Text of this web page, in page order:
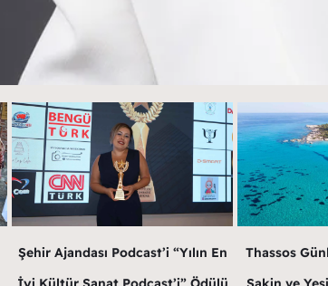
Şehir Ajandası Podcast’i “Yılın En
Thassos